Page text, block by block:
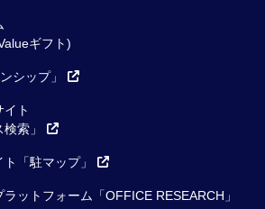
ギフト)
シップ」
ト
索」
「駐マップ」
ットフォーム「OFFICE RESEARCH」